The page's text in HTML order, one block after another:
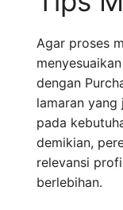
Agar proses
dengan
lamaran yang
pada
demikian,
relevansi
berlebihan.